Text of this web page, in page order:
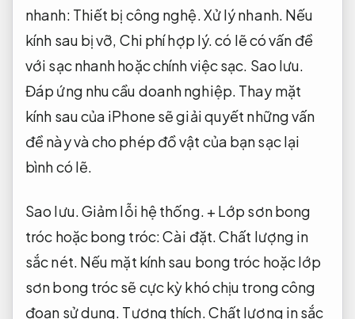
nhanh: Thiết bị công nghệ.Xử lý nhanh. Nếu
kính sau bị vỡ, Chi phí hợp lý.có lẽ có vấn đề
với sạc nhanh hoặc chính việc sạc. Sao lưu.
Đáp ứng nhu cầu doanh nghiệp. Thay mặt
kính sau của iPhone sẽ giải quyết những vấn
đề này và cho phép đồ vật của bạn sạc lại
bình có lẽ.
Sao lưu.Giảm lỗi hệ thống. + Lớp sơn bong
tróc hoặc bong tróc:Cài đặt.Chất lượng in
sắc nét. Nếu mặt kính sau bong tróc hoặc lớp
sơn bong tróc sẽ cực kỳ khó chịu trong công
đoạn sử dụng. Tương thích.Chất lượng in sắc